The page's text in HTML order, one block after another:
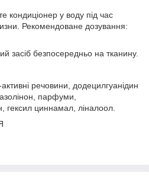
кондиціонер у воду під час
Рекомендоване дозування:
засіб безпосередньо на тканину.
речовини, додецилгуанідин
парфуми,
гексил циннамал, ліналоол.